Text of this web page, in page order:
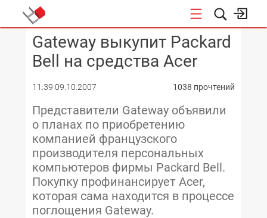
КОНФЕРЕНЦИИ
Gateway выкупит Packard
Bell на средства Acer
11:39 09.10.2007 1038 прочтений
Представители Gateway объявили
о планах по приобретению
компанией французского
производителя персональных
компьютеров фирмы Packard Bell.
Покупку профинансирует Acer,
которая сама находится в процессе
поглощения Gateway.